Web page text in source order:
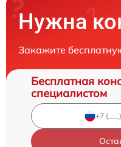
Нужна
Закажите
Бесплатная
специалистом